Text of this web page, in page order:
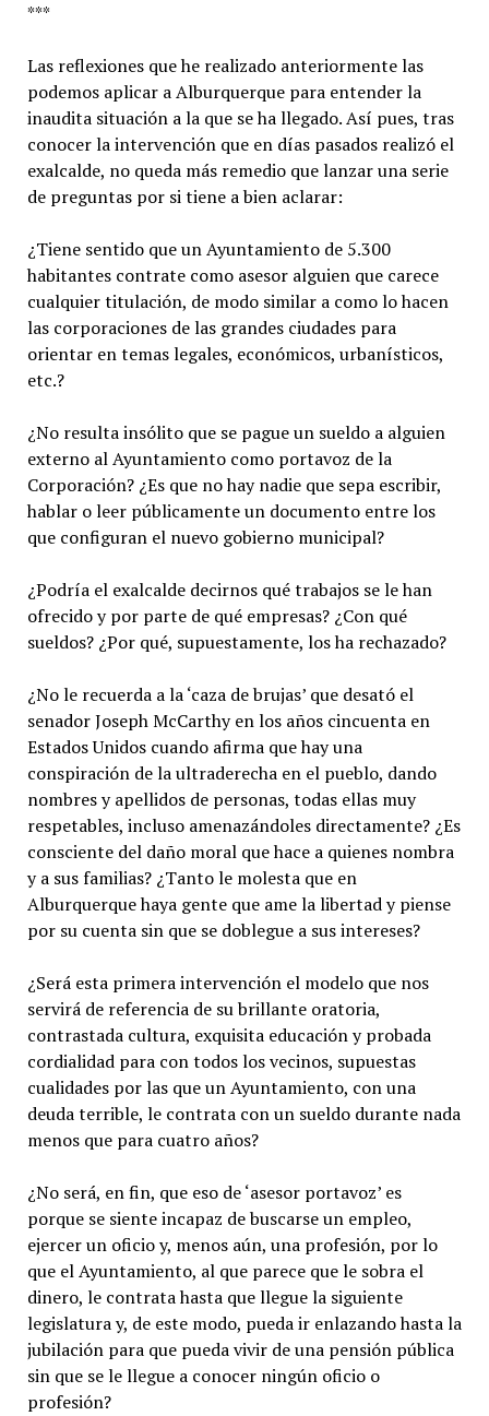
***
Las reflexiones que he realizado anteriormente las
podemos aplicar a Alburquerque para entender la
inaudita situación a la que se ha llegado. Así pues, tras
conocer la intervención que en días pasados realizó el
exalcalde, no queda más remedio que lanzar una serie
de preguntas por si tiene a bien aclarar:
¿Tiene sentido que un Ayuntamiento de 5.300
habitantes contrate como asesor alguien que carece
cualquier titulación, de modo similar a como lo hacen
las corporaciones de las grandes ciudades para
orientar en temas legales, económicos, urbanísticos,
etc.?
¿No resulta insólito que se pague un sueldo a alguien
externo al Ayuntamiento como portavoz de la
Corporación? ¿Es que no hay nadie que sepa escribir,
hablar o leer públicamente un documento entre los
que configuran el nuevo gobierno municipal?
¿Podría el exalcalde decirnos qué trabajos se le han
ofrecido y por parte de qué empresas? ¿Con qué
sueldos? ¿Por qué, supuestamente, los ha rechazado?
¿No le recuerda a la ‘caza de brujas’ que desató el
senador Joseph McCarthy en los años cincuenta en
Estados Unidos cuando afirma que hay una
conspiración de la ultraderecha en el pueblo, dando
nombres y apellidos de personas, todas ellas muy
respetables, incluso amenazándoles directamente? ¿Es
consciente del daño moral que hace a quienes nombra
y a sus familias? ¿Tanto le molesta que en
Alburquerque haya gente que ame la libertad y piense
por su cuenta sin que se doblegue a sus intereses?
¿Será esta primera intervención el modelo que nos
servirá de referencia de su brillante oratoria,
contrastada cultura, exquisita educación y probada
cordialidad para con todos los vecinos, supuestas
cualidades por las que un Ayuntamiento, con una
deuda terrible, le contrata con un sueldo durante nada
menos que para cuatro años?
¿No será, en fin, que eso de ‘asesor portavoz’ es
porque se siente incapaz de buscarse un empleo,
ejercer un oficio y, menos aún, una profesión, por lo
que el Ayuntamiento, al que parece que le sobra el
dinero, le contrata hasta que llegue la siguiente
legislatura y, de este modo, pueda ir enlazando hasta la
jubilación para que pueda vivir de una pensión pública
sin que se le llegue a conocer ningún oficio o
profesión?